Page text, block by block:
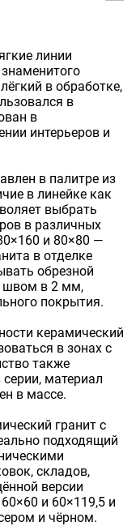
линии
в обработке,
в
в
интерьеров и
в палитре из
в линейке как
выбрать
в различных
и 80×80 —
в отделке
обрезной
швом в 2 мм,
покрытия.
керамический
в зонах с
также
материал
в массе.
гранит с
подходящий
складов,
версии
и 60×119,5 и
и чёрном.